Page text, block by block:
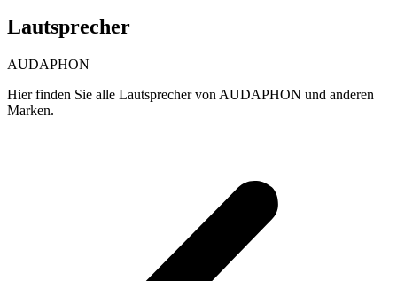
Lautsprecher
AUDAPHON
Hier finden Sie alle Lautsprecher von AUDAPHON und anderen
Marken.